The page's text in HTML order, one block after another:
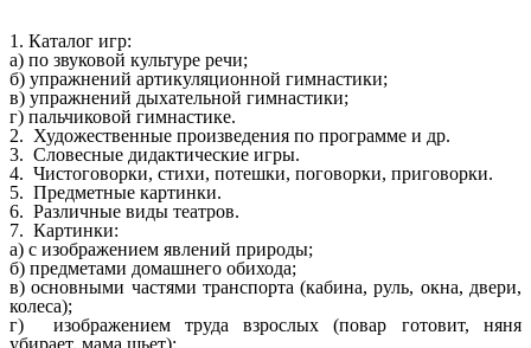
1. Каталог игр:
а) по звуковой культуре речи;
б) упражнений артикуляционной гимнастики;
в) упражнений дыхательной гимнастики;
г) пальчиковой гимнастике.
2. Художественные произведения по программе и др.
3. Словесные дидактические игры.
4. Чистоговорки, стихи, потешки, поговорки, приговорки.
5. Предметные картинки.
6. Различные виды театров.
7. Картинки:
а) с изображением явлений природы;
б) предметами домашнего обихода;
в) основными частями транспорта (кабина, руль, окна, двери,
колеса);
г) изображением труда взрослых (повар готовит, няня